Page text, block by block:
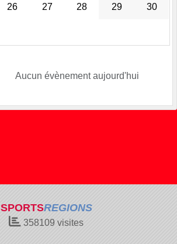
26 27 28 29 30
Aucun évènement aujourd'hui
SPORTSREGIONS
358109 visites